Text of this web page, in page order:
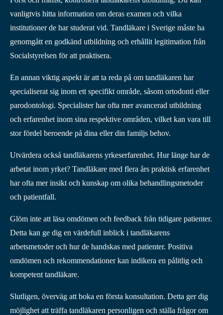
vanligtvis hitta information om deras examen och vilka
institutioner de har studerat vid. Tandläkare i Sverige måste ha
genomgått en godkänd utbildning och erhållit legitimation från
Socialstyrelsen för att praktisera.
En annan viktig aspekt är att ta reda på om tandläkaren har
specialiserat sig inom ett specifikt område, såsom ortodonti eller
parodontologi. Specialister har ofta mer avancerad utbildning
och erfarenhet inom sina respektive områden, vilket kan vara till
stor fördel beroende på dina eller din familjs behov.
Utvärdera också tandläkarens yrkeserfarenhet. Hur länge har de
arbetat inom yrket? Tandläkare med flera års praktisk erfarenhet
har ofta mer insikt och kunskap om olika behandlingsmetoder
och patientfall.
Glöm inte att läsa omdömen och feedback från tidigare patienter.
Detta kan ge dig en värdefull inblick i tandläkarens
arbetsmetoder och hur de handskas med patienter. Positiva
omdömen och rekommendationer kan indikera en pålitlig och
kompetent tandläkare.
Slutligen, överväg att boka en första konsultation. Detta ger dig
möjlighet att träffa tandläkaren personligen och ställa frågor om